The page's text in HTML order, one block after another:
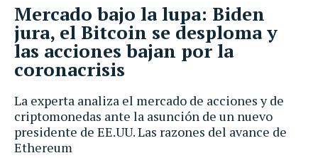
La experta analiza el mercado de acciones y de
criptomonedas ante la asunción de un nuevo
presidente de EE.UU. Las razones del avance de
Ethereum
Mercado bajo la lupa: Biden
jura, el Bitcoin se desploma y
las acciones bajan por la
coronacrisis